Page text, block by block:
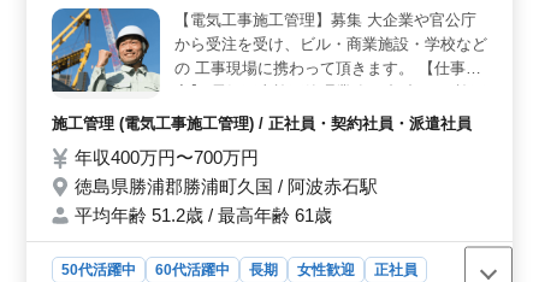
と高水準で、家庭やプライベートと両立した働き方が可
能です。育児休業や看護休暇の取得実績もあるため、ラ
イフステージの変化にも柔軟に対応できます。 ＜便
利な立地と通勤条件＞ 徳島駅から徒歩圏内の好立地
で、公共交通機関での通勤が便利です。車通勤も可能で
駐車場も完備されており、どんなライフスタイルの方で
も通勤しやすい環境が整っています。徳島市中心部とい
う立地の良さを活かし、通勤ストレスを軽減しながら快
適に働けます。
【電気工事施工管理】募集 大企業や官公庁
から受注を受け、ビル・商業施設・学校など
の 工事現場に携わって頂きます。 【仕事内
図の作成 ・工事の工程、品質、安全管理 ・
者、是非ご応募ください! 50代、60代の方も
歓迎です。 【有資格者優遇】 ・1級電気工
事施工管理技士 ・2級電気工事施工管理技士
施工管理 (電気工事施工管理) / 正社員・契約社員・派遣社員
年収400万円〜700万円
徳島県勝浦郡勝浦町久国 / 阿波赤石駅
平均年齢 51.2歳 / 最高年齢 61歳
50代活躍中 60代活躍中 長期 女性歓迎
正社員